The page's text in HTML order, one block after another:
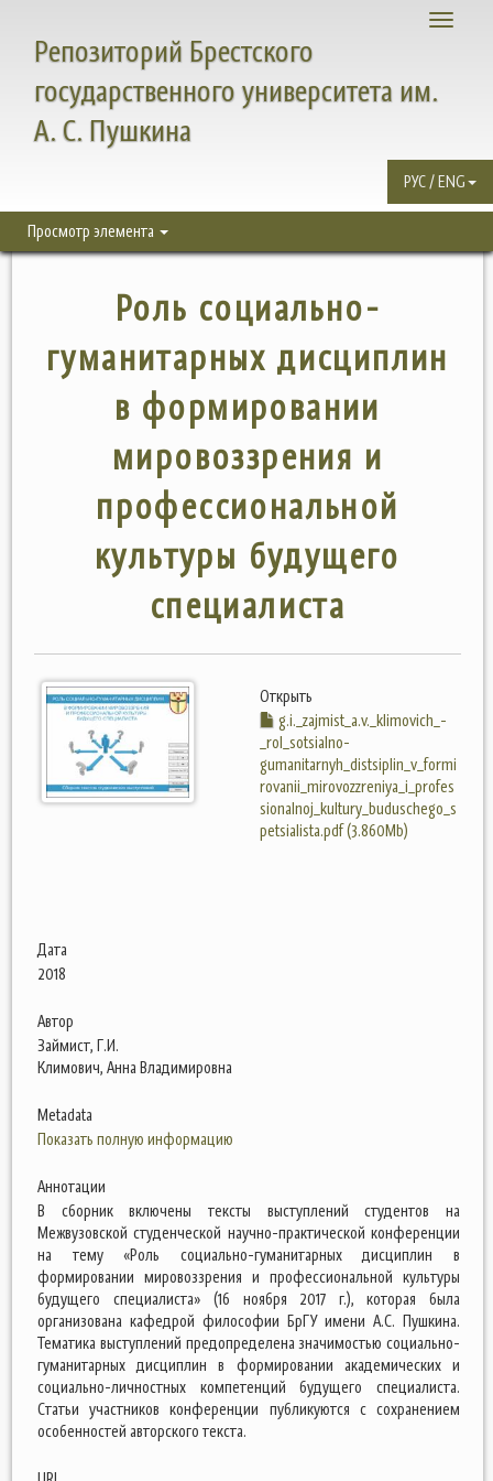
Toggle
Репозиторий Брестского
государственного университета им.
А. С. Пушкина
РУС / ENG
Просмотр элемента
Роль социально-
гуманитарных дисциплин
в формировании
мировоззрения и
профессиональной
культуры будущего
специалиста
Открыть
g.i._zajmist_a.v._klimovich_-
_rol_sotsialno-
gumanitarnyh_distsiplin_v_formi
rovanii_mirovozzreniya_i_profes
sionalnoj_kultury_buduschego_s
petsialista.pdf (3.860Mb)
Дата
2018
Автор
Займист, Г.И.
Климович, Анна Владимировна
Metadata
Показать полную информацию
Аннотации
В сборник включены тексты выступлений студентов на
Межвузовской студенческой научно-практической конференции
на тему «Роль социально-гуманитарных дисциплин в
формировании мировоззрения и профессиональной культуры
будущего специалиста» (16 ноября 2017 г.), которая была
организована кафедрой философии БрГУ имени А.С. Пушкина.
Тематика выступлений предопределена значимостью социально-
гуманитарных дисциплин в формировании академических и
социально-личностных компетенций будущего специалиста.
Статьи участников конференции публикуются с сохранением
особенностей авторского текста.